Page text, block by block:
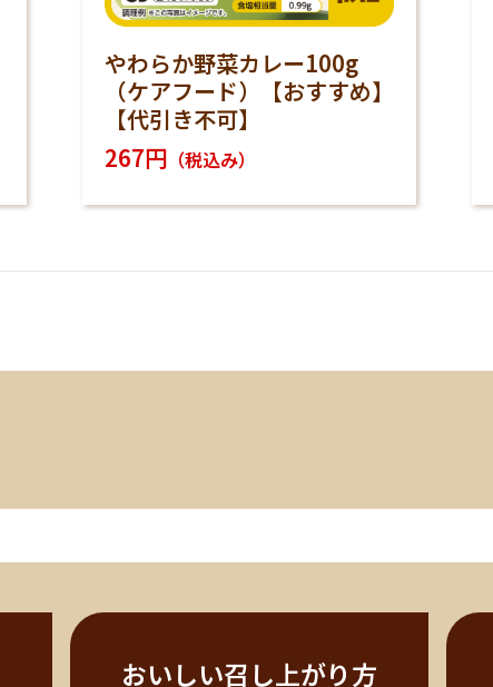
やわらか野菜カレー100g
（ケアフード）【おすすめ】
【代引き不可】
267円 （税込み）
おいしい召し上がり方